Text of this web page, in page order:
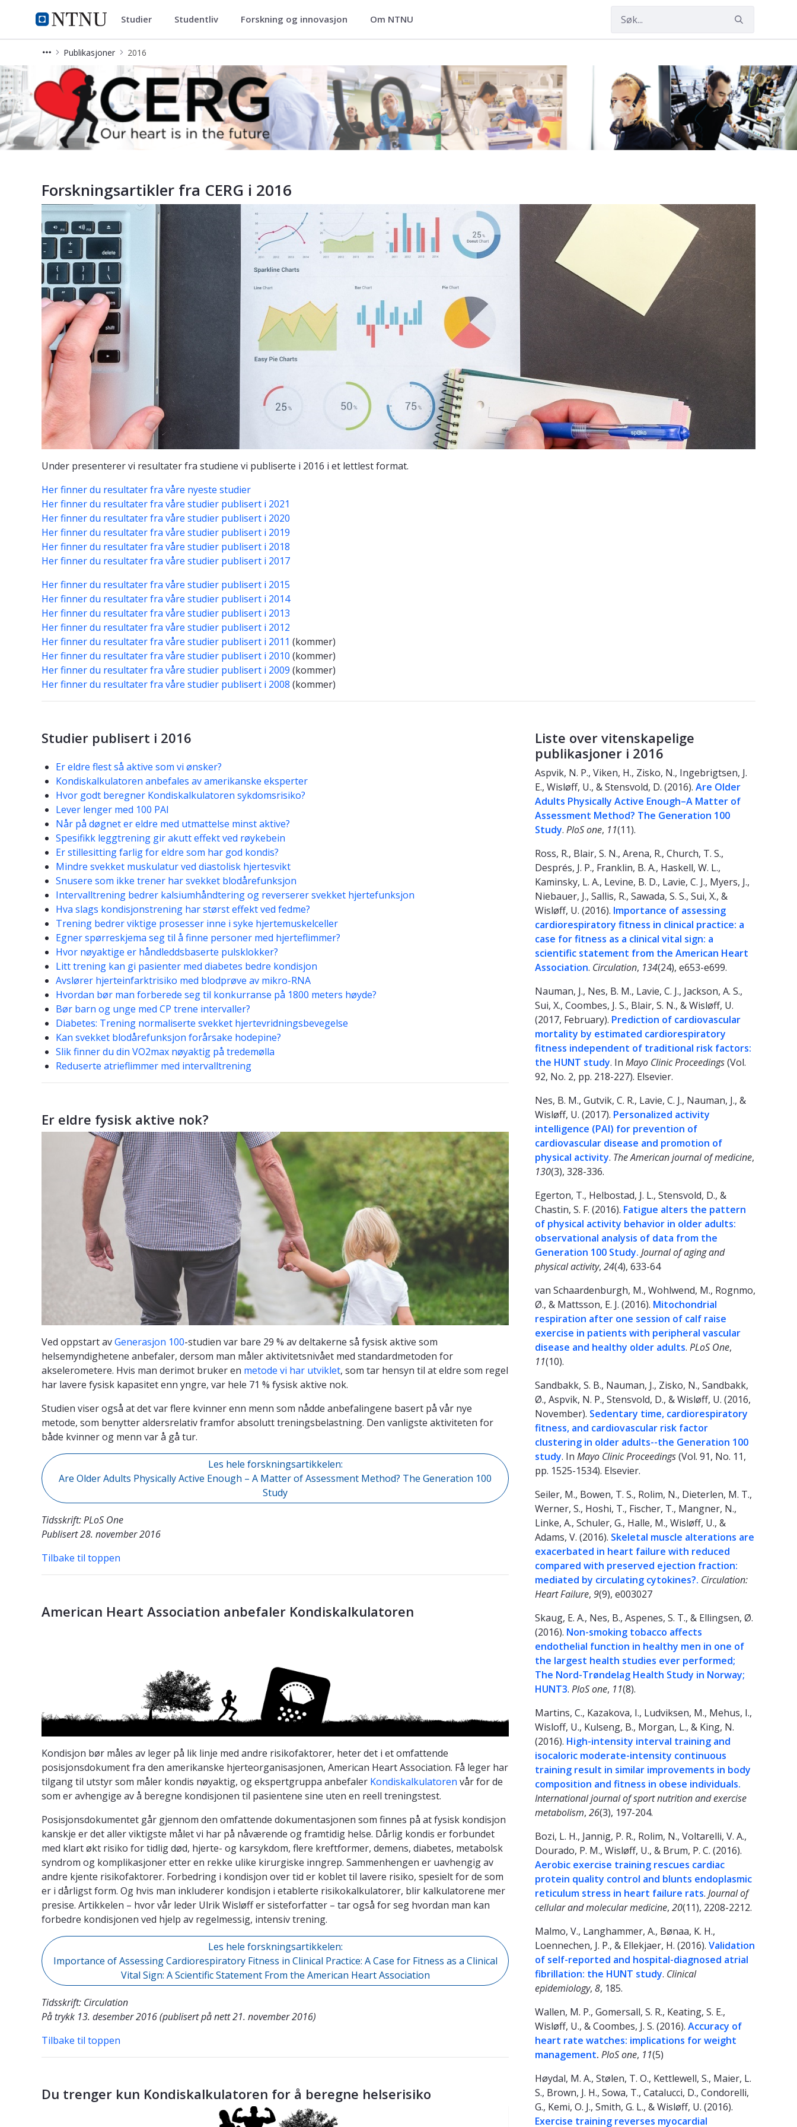
NTNU Hjemmeside
Cerg Studier Studentliv Forskning og innovasjon Om NTNU
Publikasjoner 2016
Forskningsartikler 2016 – CERG
Forskningsartikler fra CERG i 2016
Under presenterer vi resultater fra studiene vi publiserte i 2016 i et lettlest format.
Her finner du resultater fra våre nyeste studier
Her finner du resultater fra våre studier publisert i 2021
Her finner du resultater fra våre studier publisert i 2020
Her finner du resultater fra våre studier publisert i 2019
Her finner du resultater fra våre studier publisert i 2018
Her finner du resultater fra våre studier publisert i 2017
Her finner du resultater fra våre studier publisert i 2015
Her finner du resultater fra våre studier publisert i 2014
Her finner du resultater fra våre studier publisert i 2013
Her finner du resultater fra våre studier publisert i 2012
Her finner du resultater fra våre studier publisert i 2011 (kommer)
Her finner du resultater fra våre studier publisert i 2010 (kommer)
Her finner du resultater fra våre studier publisert i 2009 (kommer)
Her finner du resultater fra våre studier publisert i 2008 (kommer)
Studier publisert i 2016
Er eldre flest så aktive som vi ønsker?
Kondiskalkulatoren anbefales av amerikanske eksperter
Hvor godt beregner Kondiskalkulatoren sykdomsrisiko?
Lever lenger med 100 PAI
Når på døgnet er eldre med utmattelse minst aktive?
Spesifikk leggtrening gir akutt effekt ved røykebein
Er stillesitting farlig for eldre som har god kondis?
Mindre svekket muskulatur ved diastolisk hjertesvikt
Snusere som ikke trener har svekket blodårefunksjon
Intervalltrening bedrer kalsiumhåndtering og reverserer svekket hjertefunksjon
Hva slags kondisjonstrening har størst effekt ved fedme?
Trening bedrer viktige prosesser inne i syke hjertemuskelceller
Egner spørreskjema seg til å finne personer med hjerteflimmer?
Hvor nøyaktige er håndleddsbaserte pulsklokker?
Litt trening kan gi pasienter med diabetes bedre kondisjon
Avslører hjerteinfarktrisiko med blodprøve av mikro-RNA
Hvordan bør man forberede seg til konkurranse på 1800 meters høyde?
Bør barn og unge med CP trene intervaller?
Diabetes: Trening normaliserte svekket hjertevridningsbevegelse
Kan svekket blodårefunksjon forårsake hodepine?
Slik finner du din VO2max nøyaktig på tredemølla
Reduserte atrieflimmer med intervalltrening
Er eldre fysisk aktive nok?
Ved oppstart avGenerasjon 100-studien var bare 29 % av deltakerne så fysisk aktive som
helsemyndighetene anbefaler, dersom man måler aktivitetsnivået med standardmetoden for
akselerometere. Hvis man derimot bruker en metode vi har utviklet, som tar hensyn til at eldre som regel
har lavere fysisk kapasitet enn yngre, var hele 71 % fysisk aktive nok.
Studien viser også at det var flere kvinner enn menn som nådde anbefalingene basert på vår nye
metode, som benytter aldersrelativ framfor absolutt treningsbelastning. Den vanligste aktiviteten for
både kvinner og menn var å gå tur.
Les hele forskningsartikkelen:
Are Older Adults Physically Active Enough – A Matter of Assessment Method? The Generation 100
Study
Tidsskrift: PLoS One
Publisert 28. november 2016
Tilbake til toppen
American Heart Association anbefaler Kondiskalkulatoren
Kondisjon bør måles av leger på lik linje med andre risikofaktorer, heter det i et omfattende
posisjonsdokument fra den amerikanske hjerteorganisasjonen, American Heart Association. Få leger har
tilgang til utstyr som måler kondis nøyaktig, og ekspertgruppa anbefaler Kondiskalkulatoren vår for de
som er avhengige av å beregne kondisjonen til pasientene sine uten en reell treningstest.
Posisjonsdokumentet går gjennom den omfattende dokumentasjonen som finnes på at fysisk kondisjon
kanskje er det aller viktigste målet vi har på nåværende og framtidig helse. Dårlig kondis er forbundet
med klart økt risiko for tidlig død, hjerte- og karsykdom, flere kreftformer, demens, diabetes, metabolsk
syndrom og komplikasjoner etter en rekke ulike kirurgiske inngrep. Sammenhengen er uavhengig av
andre kjente risikofaktorer. Forbedring i kondisjon over tid er koblet til lavere risiko, spesielt for de som
er i dårligst form. Og hvis man inkluderer kondisjon i etablerte risikokalkulatorer, blir kalkulatorene mer
presise. Artikkelen – hvor vår leder Ulrik Wisløff er sisteforfatter – tar også for seg hvordan man kan
forbedre kondisjonen ved hjelp av regelmessig, intensiv trening.
Les hele forskningsartikkelen:
Importance of Assessing Cardiorespiratory Fitness in Clinical Practice: A Case for Fitness as a Clinical
Vital Sign: A Scientific Statement From the American Heart Association
Tidsskrift: Circulation
På trykk 13. desember 2016 (publisert på nett 21. november 2016)
Tilbake til toppen
Du trenger kun Kondiskalkulatoren for å beregne helserisiko
Liste over vitenskapelige
publikasjoner i 2016
Aspvik, N. P., Viken, H., Zisko, N., Ingebrigtsen, J.
E., Wisløff, U., & Stensvold, D. (2016). Are Older
Adults Physically Active Enough–A Matter of
Assessment Method? The Generation 100
Study. PloS one, 11(11).
Ross, R., Blair, S. N., Arena, R., Church, T. S.,
Després, J. P., Franklin, B. A., Haskell, W. L.,
Kaminsky, L. A., Levine, B. D., Lavie, C. J., Myers, J.,
Niebauer, J., Sallis, R., Sawada, S. S., Sui, X., &
Wisløff, U. (2016). Importance of assessing
cardiorespiratory fitness in clinical practice: a
case for fitness as a clinical vital sign: a
scientific statement from the American Heart
Association. Circulation, 134(24), e653-e699.
Nauman, J., Nes, B. M., Lavie, C. J., Jackson, A. S.,
Sui, X., Coombes, J. S., Blair, S. N., & Wisløff, U.
(2017, February). Prediction of cardiovascular
mortality by estimated cardiorespiratory
fitness independent of traditional risk factors:
the HUNT study. In Mayo Clinic Proceedings(Vol.
92, No. 2, pp. 218-227). Elsevier.
Nes, B. M., Gutvik, C. R., Lavie, C. J., Nauman, J., &
Wisløff, U. (2017). Personalized activity
intelligence (PAI) for prevention of
cardiovascular disease and promotion of
physical activity. The American journal of medicine,
130(3), 328-336.
Egerton, T., Helbostad, J. L., Stensvold, D., &
Chastin, S. F. (2016). Fatigue alters the pattern
of physical activity behavior in older adults:
observational analysis of data from the
Generation 100 Study. Journal of aging and
physical activity, 24(4), 633-64
van Schaardenburgh, M., Wohlwend, M., Rognmo,
Ø., & Mattsson, E. J. (2016). Mitochondrial
respiration after one session of calf raise
exercise in patients with peripheral vascular
disease and healthy older adults. PLoS One,
11(10).
Sandbakk, S. B., Nauman, J., Zisko, N., Sandbakk,
Ø., Aspvik, N. P., Stensvold, D., & Wisløff, U. (2016,
November). Sedentary time, cardiorespiratory
fitness, and cardiovascular risk factor
clustering in older adults--the Generation 100
study. In Mayo Clinic Proceedings(Vol. 91, No. 11,
pp. 1525-1534). Elsevier.
Seiler, M., Bowen, T. S., Rolim, N., Dieterlen, M. T.,
Werner, S., Hoshi, T., Fischer, T., Mangner, N.,
Linke, A., Schuler, G., Halle, M., Wisløff, U., &
Adams, V. (2016). Skeletal muscle alterations are
exacerbated in heart failure with reduced
compared with preserved ejection fraction:
mediated by circulating cytokines?. Circulation:
Heart Failure, 9(9), e003027
Skaug, E. A., Nes, B., Aspenes, S. T., & Ellingsen, Ø.
(2016). Non-smoking tobacco affects
endothelial function in healthy men in one of
the largest health studies ever performed;
The Nord-Trøndelag Health Study in Norway;
HUNT3. PloS one, 11(8).
Martins, C., Kazakova, I., Ludviksen, M., Mehus, I.,
Wisloff, U., Kulseng, B., Morgan, L., & King, N.
(2016). High-intensity interval training and
isocaloric moderate-intensity continuous
training result in similar improvements in body
composition and fitness in obese individuals.
International journal of sport nutrition and exercise
metabolism, 26(3), 197-204.
Bozi, L. H., Jannig, P. R., Rolim, N., Voltarelli, V. A.,
Dourado, P. M., Wisløff, U., & Brum, P. C. (2016).
Aerobic exercise training rescues cardiac
protein quality control and blunts endoplasmic
reticulum stress in heart failure rats. Journal of
cellular and molecular medicine, 20(11), 2208-2212.
Malmo, V., Langhammer, A., Bønaa, K. H.,
Loennechen, J. P., & Ellekjaer, H. (2016). Validation
of self-reported and hospital-diagnosed atrial
fibrillation: the HUNT study. Clinical
epidemiology, 8, 185.
Wallen, M. P., Gomersall, S. R., Keating, S. E.,
Wisløff, U., & Coombes, J. S. (2016). Accuracy of
heart rate watches: implications for weight
management. PloS one, 11(5)
Høydal, M. A., Stølen, T. O., Kettlewell, S., Maier, L.
S., Brown, J. H., Sowa, T., Catalucci, D., Condorelli,
G., Kemi, O. J., Smith, G. L., & Wisløff, U. (2016).
Exercise training reverses myocardial